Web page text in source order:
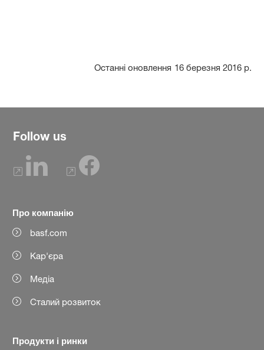
Останні оновлення 16 березня 2016 р.
Follow us
Про компанію
basf.com
Кар'єра
Медіа
Сталий розвиток
Продукти і ринки